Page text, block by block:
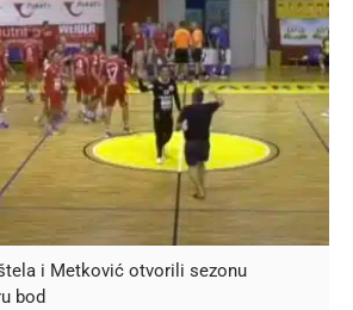
i Metković otvorili sezonu
bod